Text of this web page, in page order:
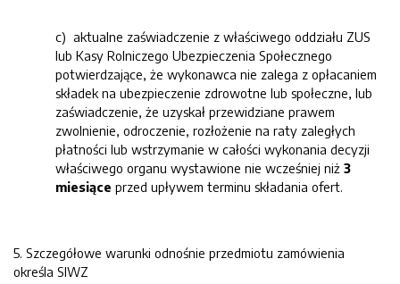
c) aktualne zaświadczenie z właściwego oddziału ZUS
lub Kasy Rolniczego Ubezpieczenia Społecznego
potwierdzające, że wykonawca nie zalega z opłacaniem
składek na ubezpieczenie zdrowotne lub społeczne, lub
zaświadczenie, że uzyskał przewidziane prawem
zwolnienie, odroczenie, rozłożenie na raty zaległych
płatności lub wstrzymanie w całości wykonania decyzji
właściwego organu wystawione nie wcześniej niż3
miesiące przed upływem terminu składania ofert.
5. Szczegółowe warunki odnośnie przedmiotu zamówienia
określa SIWZ